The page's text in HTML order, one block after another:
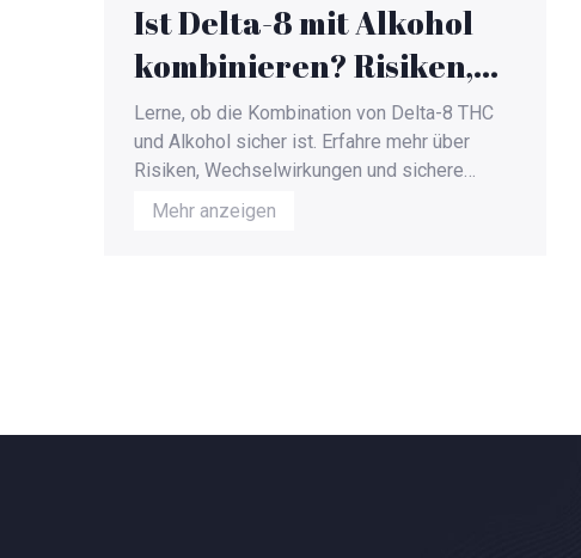
Ist Delta-8 mit Alkohol
kombinieren? Risiken,
Sicherheit und Tipps
Lerne, ob die Kombination von Delta-8 THC
und Alkohol sicher ist. Erfahre mehr über
Risiken, Wechselwirkungen und sichere
Dosierung bei THC-Gummis.
Mehr anzeigen